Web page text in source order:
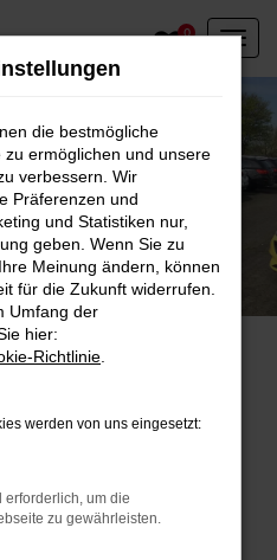
0
vor Ort
verfügbaren
aufgetreten.
dir helfen können:
die bestmögliche
ermöglichen und unsere
verbessern. Wir
Präferenzen und
und Statistiken nur,
geben. Wenn Sie zu
Meinung ändern, können
für die Zukunft widerrufen.
Umfang der
hier:
Richtlinie
werden von uns eingesetzt:
erforderlich, um die
zu gewährleisten.